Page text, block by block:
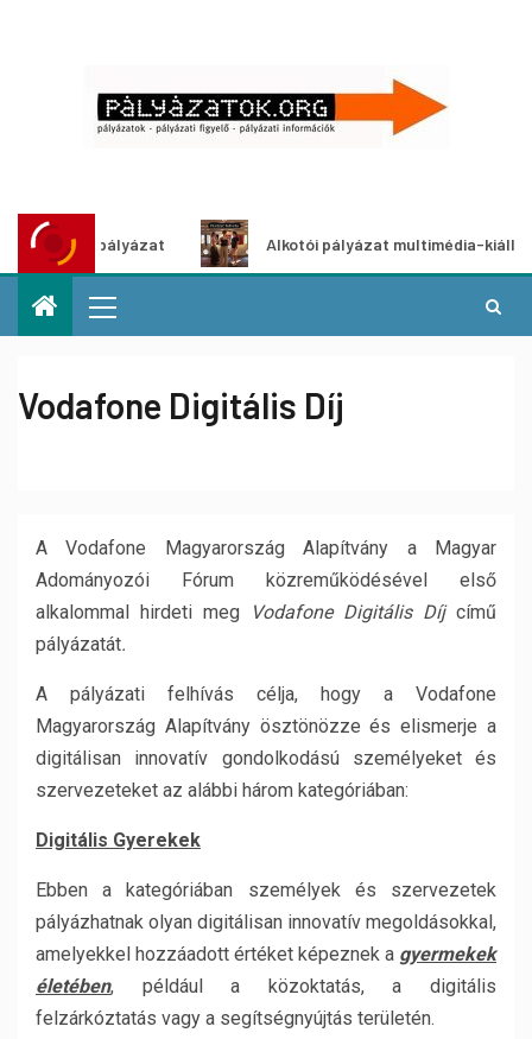
Alkotói pályázat multimédia-kiállításhoz
Vodafone Digitális Díj
A Vodafone Magyarország Alapítvány a Magyar
Adományozói Fórum közreműködésével első
alkalommal hirdeti meg
Vodafone Digitális Díj című
pályázatát.
A pályázati felhívás célja, hogy a Vodafone
Magyarország Alapítvány ösztönözze és elismerje a
digitálisan innovatív gondolkodású személyeket és
szervezeteket az alábbi három kategóriában:
Digitális Gyerekek
Ebben a kategóriában személyek és szervezetek
pályázhatnak olyan digitálisan innovatív megoldásokkal,
amelyekkel hozzáadott értéket képeznek a gyermekek
életében, például a közoktatás, a digitális
felzárkóztatás vagy a segítségnyújtás területén.